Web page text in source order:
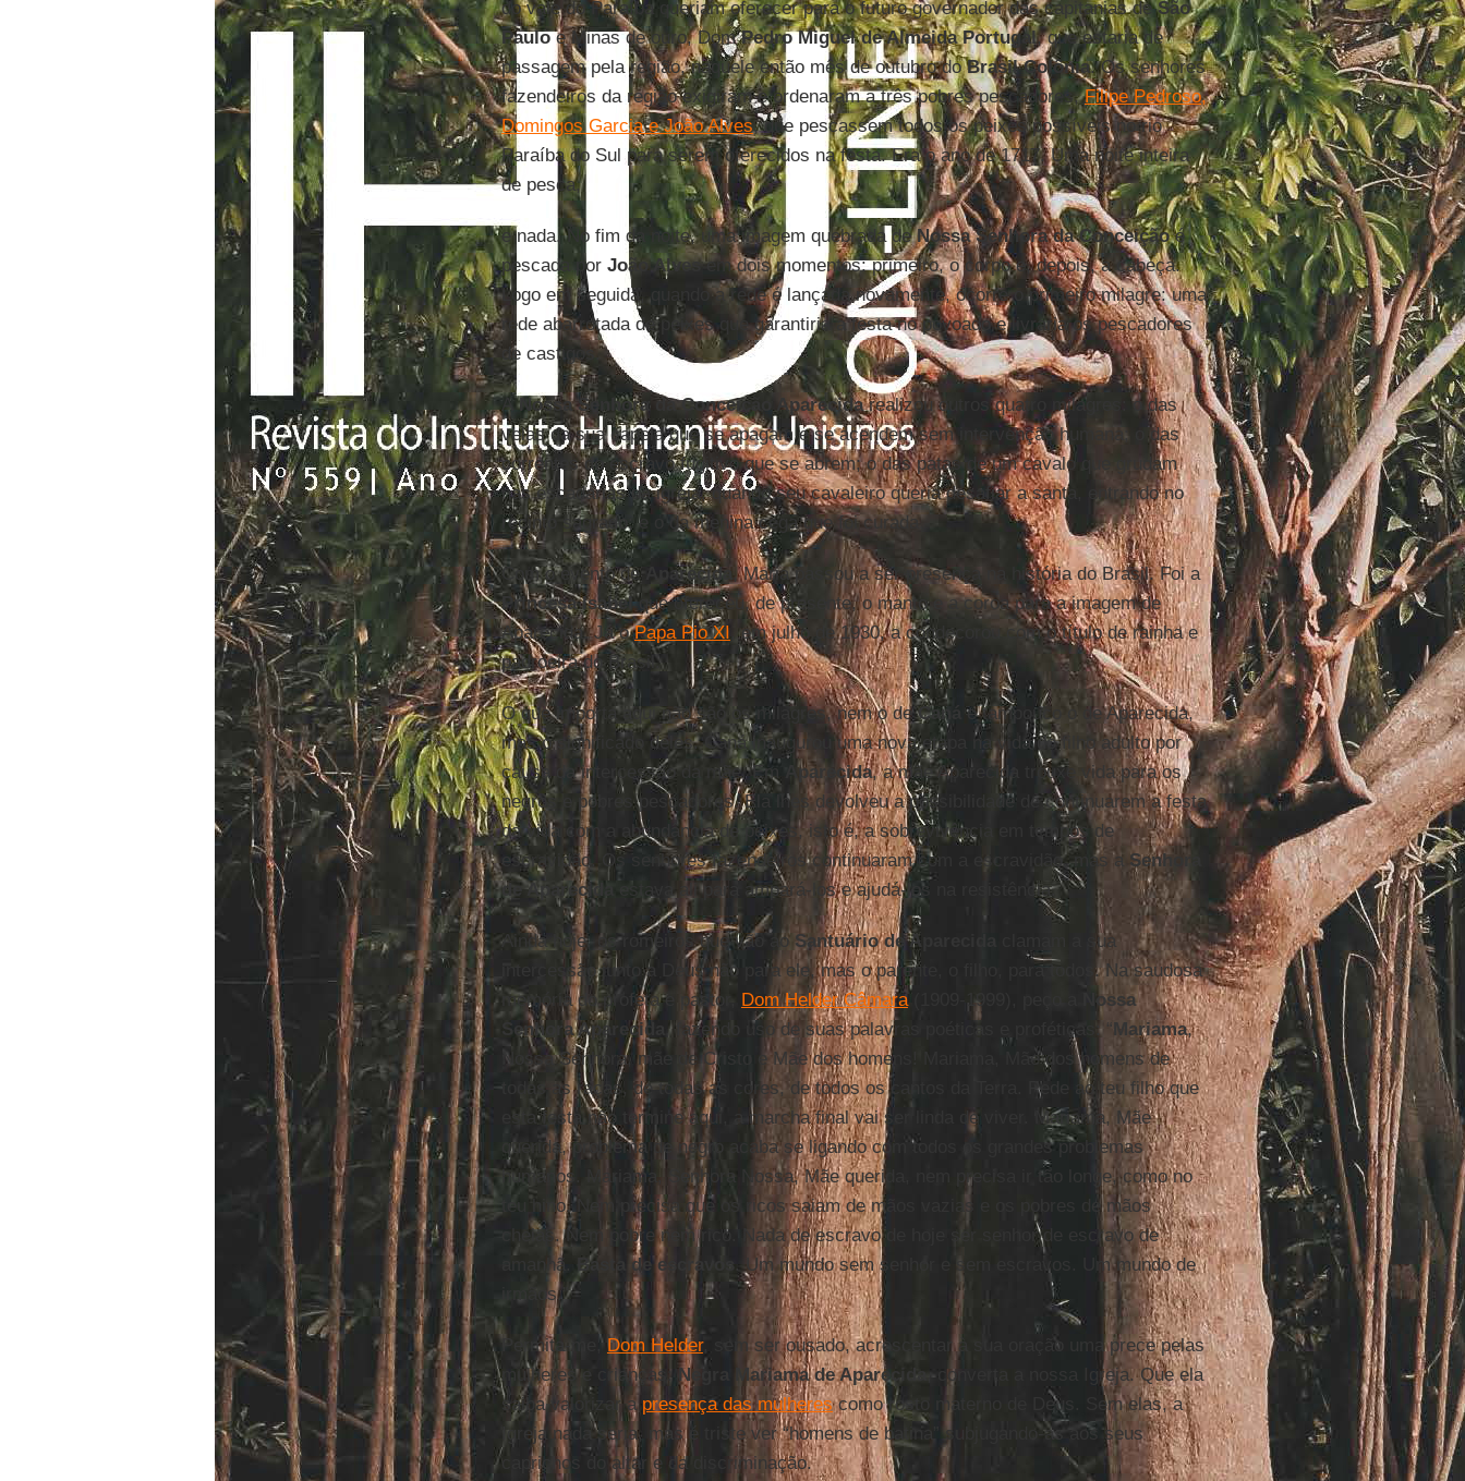
do vale do Paraíba queriam oferecer para o futuro governador das capitanias deSão
Pauloe Minas de ouro, DomPedro Miguel de Almeida Portugal, que estaria de
passagem pela região, naquele então mês de outubro doBrasil Colônia. Os senhores
fazendeiros da região exigiram e ordenaram a três pobres pescadores,Filipe Pedroso,
Domingos Garcia e João Alves, que pescassem todos os peixes possíveis no rio
Paraíba do Sul para serem oferecidos na festa. Era o ano de 1717. Uma noite inteira
de pesca,
e nada. No fim da noite, uma imagem quebrada deNossa Senhora da Conceiçãoé
pescada porJoão Alvesem dois momentos: primeiro, o corpo e, depois, a cabeça.
Logo em seguida, quando a rede é lançada novamente, ocorre o primeiro milagre: uma
rede abarrotada de peixes que garantiria a festa no povoado e livraria os pescadores
de castigos.
ANossa Senhora da Conceição Aparecidarealizou outros quatro milagres: o das
velas da sua capela que se apagam e se acendem sem intervenção humana; o das
correntes do escravo fugitivo que se abrem; o das patas de um cavalo que grudam
nas escadarias da igreja, quando seu cavaleiro queria desafiar a santa, entrando no
recinto sagrado; e o da menina cega que foi curada.
Com o evento de Aparecida
, Maria passou a ser presença na história do Brasil. Foi a
Princesa Isabelque ofereceu, de presente, o manto e a coroa para a imagem de
Aparecida. Já oPapa Pio XI , em julho de 1930, a condecorou com o título de rainha e
padroeira do Brasil.
O que importa aqui não são os milagres, nem o deCaná
e tampouco o de Aparecida,
mas o significado deles. Caná inaugurou uma nova etapa na vida do filho adulto por
causa da intercessão da mãe. Em
Aparecida, a mãe Aparecida trouxe vida para os
negros e pobres pescadores. Ela lhes devolveu a possibilidade de continuarem a festa
da vida com a abundância de peixes, isto é, a sobrevivência em tempos de
escravidão. Os senhores fazendeiros continuaram com a escravidão, mas a Senhora
de Aparecida
estava ali para ampará-los e ajudá-los na resistência.
Ainda hoje, os romeiros que vão aoSantuário de Aparecida
clamam a sua
intercessão junto a Deus não para ele, mas o parente, o filho, para todos. Na saudosa
memória do profeta e pastor, Dom Helder Câmara(1909-1999), peço a
Nossa
Senhora Aparecida
, fazendo uso de suas palavras poéticas e proféticas: “Mariama,
Nossa Senhora, mãe de Cristo e Mãe dos homens! Mariama, Mãe dos homens de
todas as raças, de todas as cores, de todos os cantos da Terra. Pede ao teu filho que
esta festa não termine aqui, a marcha final vai ser linda de viver. Mariama, Mãe
querida, problema de negro acaba se ligando com todos os grandes problemas
humanos. Mariama, Senhora Nossa, Mãe querida, nem precisa ir tão longe, como no
teu hino. Nem precisa que os ricos saiam de mãos vazias e os pobres de mãos
cheias. Nem pobre nem rico. Nada de escravo de hoje ser senhor de escravo de
amanhã.
Basta de escravos
. Um mundo sem senhor e sem escravos. Um mundo de
irmãos.”
Permita-me, Dom Helder, sem ser ousado, acrescentar à sua oração uma prece pelas
mulheres e crianças:
Negra Mariama de Aparecida , converta a nossa Igreja. Que ela
saiba valorizar a presença das mulherescomo rosto materno de Deus. Sem elas, a
Igreja nada seria, mas é triste ver “homens de batina” subjugando-as aos seus
caprichos do altar e da discriminação.